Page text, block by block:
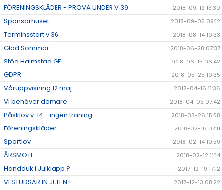
FÖRENINGSKLÄDER - PROVA UNDER V 39 2018-09-19 13:30
Sponsorhuset 2018-09-05 09:12
Terminsstart v 36 2018-08-14 10:33
Glad Sommar 2018-06-28 07:37
Stöd Halmstad GF 2018-06-15 06:42
GDPR 2018-05-25 10:35
Våruppvisning 12 maj 2018-04-16 11:36
Vi behöver domare 2018-04-05 07:42
Påsklov v. 14 - ingen träning 2018-03-26 15:58
Föreningskläder 2018-02-16 07:11
Sportlov 2018-02-14 10:59
ÅRSMÖTE 2018-02-12 11:14
Handduk i Julklapp ? 2017-12-19 17:12
VI STUDSAR IN JULEN ! 2017-12-13 08:22